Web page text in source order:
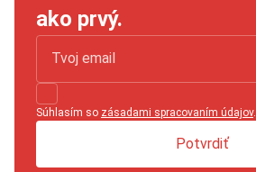
ako prvý.
Súhlasím so zásadami spracovaním údajov.
Potvrdiť